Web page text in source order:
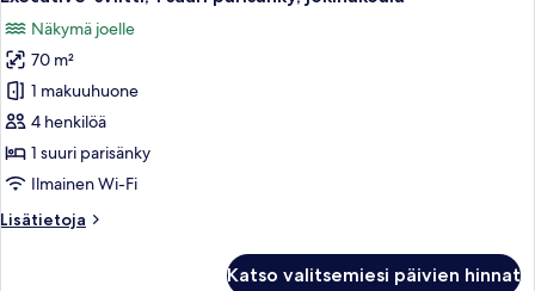
kaikki
huonetyypin
Executive-
sviitti,
1
suuri
parisänky,
kuvat
Näkymä joelle
70 m²
1 makuuhuone
4 henkilöä
1 suuri parisänky
Ilmainen Wi-Fi
Lisätietoja
Lisätietoja
Katso valitsemiesi päivien hinnat